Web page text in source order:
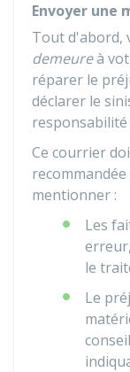
Envoyer une
Tout d'abord,
demeureà
réparer le
déclarer le
Ce courrier
mentionner :
Les
le
Le